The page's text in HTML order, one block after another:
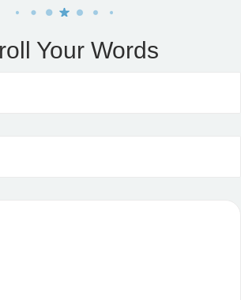
Your Words